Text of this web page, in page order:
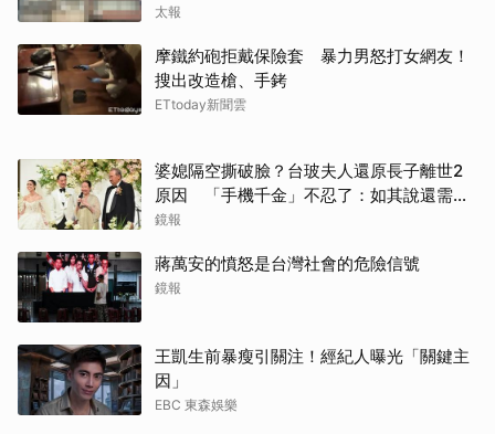
太報
摩鐵約砲拒戴保險套 暴力男怒打女網友！
搜出改造槍、手銬
ETtoday新聞雲
婆媳隔空撕破臉？台玻夫人還原長子離世2
原因 「手機千金」不忍了：如其說還需要
離開嗎？
鏡報
蔣萬安的憤怒是台灣社會的危險信號
鏡報
王凱生前暴瘦引關注！經紀人曝光「關鍵主
因」
EBC 東森娛樂